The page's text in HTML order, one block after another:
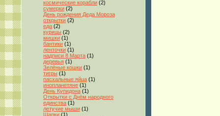
космические корабли (2)
сумерки (2)
День рождения Деда Мороза
открытки (2)
еда (2)
курицы (2)
мишки (1)
бантики (1)
ленточки (1)
надписи 8 Марта (1)
деревья (1)
Зелёные кошки (1)
тигры (1)
пасхальные яйца (1)
инопланетяне (1)
День Купидона (1)
Открытки с Днём народного
единства (1)
летучие мыши (1)
Шапки (1)